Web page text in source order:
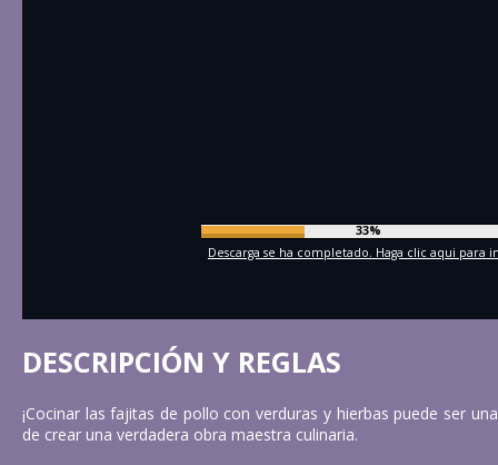
35%
Descarga se ha completado. Haga clic aqui para
DESCRIPCIÓN Y REGLAS
¡Cocinar las fajitas de pollo con verduras y hierbas puede ser
de crear una verdadera obra maestra culinaria.